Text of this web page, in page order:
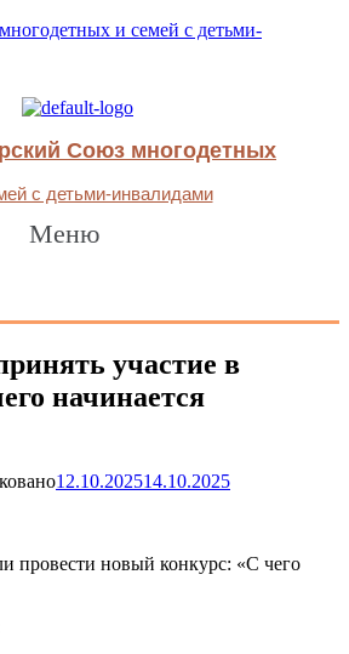
и семей с детьми-
Союз многодетных
с детьми-инвалидами
Меню
участие в
начинается
12.10.202514.10.2025
провести новый конкурс: «С чего